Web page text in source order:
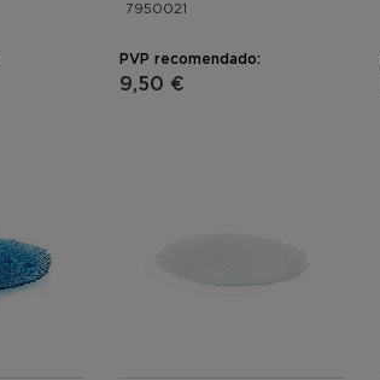
7950021
PVP recomendado:
9,50 €